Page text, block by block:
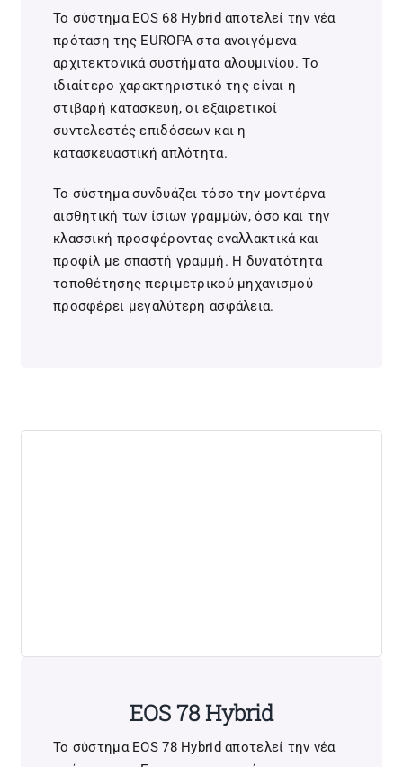
Το σύστημα EOS 68 Hybrid αποτελεί την νέα
πρόταση της EUROPA στα ανοιγόμενα
αρχιτεκτονικά συστήματα αλουμινίου. Το
ιδιαίτερο χαρακτηριστικό της είναι η
στιβαρή κατασκευή, οι εξαιρετικοί
συντελεστές επιδόσεων και η
κατασκευαστική απλότητα.
Το σύστημα συνδυάζει τόσο την μοντέρνα
αισθητική των ίσιων γραμμών, όσο και την
κλασσική προσφέροντας εναλλακτικά και
προφίλ με σπαστή γραμμή. Η δυνατότητα
τοποθέτησης περιμετρικού μηχανισμού
προσφέρει μεγαλύτερη ασφάλεια.
EOS 78 Hybrid
Το σύστημα EOS 78 Hybrid αποτελεί την νέα